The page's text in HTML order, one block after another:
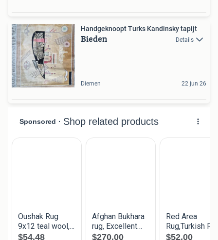
Handgeknoopt Turks Kandinsky tapijt
Bieden Details
Diemen 22 jun 26